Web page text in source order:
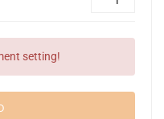
setting!